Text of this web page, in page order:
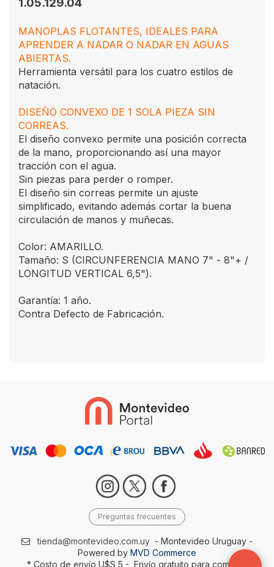
MANOPLAS FLOTANTES, IDEALES PARA
APRENDER A NADAR O NADAR EN AGUAS
ABIERTAS.
Herramienta versátil para los cuatro estilos de
natación.
DISEÑO CONVEXO DE 1 SOLA PIEZA SIN
CORREAS.
El diseño convexo permite una posición correcta
de la mano, proporcionando así una mayor
tracción con el agua.
Sin piezas para perder o romper.
El diseño sin correas permite un ajuste
simplificado, evitando además cortar la buena
circulación de manos y muñecas.
Color: AMARILLO.
Tamaño: S (CIRCUNFERENCIA MANO 7" - 8"+ /
LONGITUD VERTICAL 6,5").
Garantía: 1 año.
Contra Defecto de Fabricación.
Preguntas frecuentes
tienda@montevideo.com.uy - Montevideo Uruguay -
Powered by MVD Commerce
* Costo de envío U$S 5 - Envío gratuito para compras